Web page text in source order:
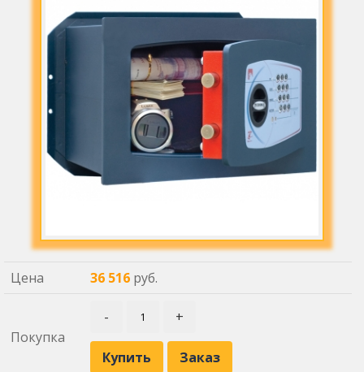
Цена 36 516 руб.
Покупка
- +
Купить Заказ